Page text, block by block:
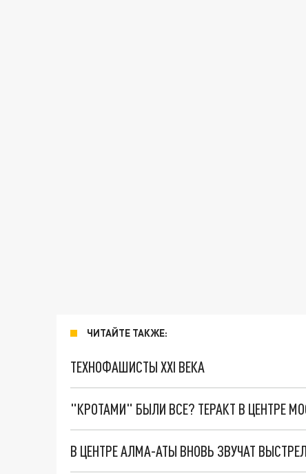
ЧИТАЙТЕ ТАКЖЕ:
ТЕХНОФАШИСТЫ XXI ВЕКА
"КРОТАМИ" БЫЛИ ВСЕ? ТЕРАКТ В ЦЕНТРЕ